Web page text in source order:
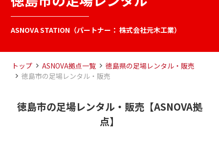
ASNOVA STATION（パートナー： 株式会社元木工業）
トップ ASNOVA拠点一覧
徳島県の足場レンタル・販売
徳島市の足場レンタル・販売
徳島市の足場レンタル・販売【ASNOVA拠
点】